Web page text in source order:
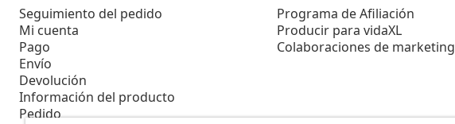
Seguimiento del pedido
Mi cuenta
Pago
Envío
Devolución
Información del producto
Pedido
Programa de Afiliación
Producir para vidaXL
Colaboraciones de marketing